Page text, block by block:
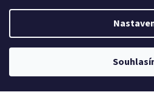
Copyright 2026Autokoberce-
Upravit nastavení